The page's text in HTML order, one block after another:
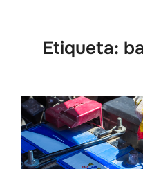
Etiqueta: